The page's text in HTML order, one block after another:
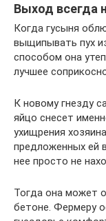
Выход всегда
Когда гусыня
выщипывать пух
способом она
лучшее
К новому гнезду
яйцо снесет
ухищрения
предложенных ей
нее просто не
Тогда она может
бетоне. Фермеру